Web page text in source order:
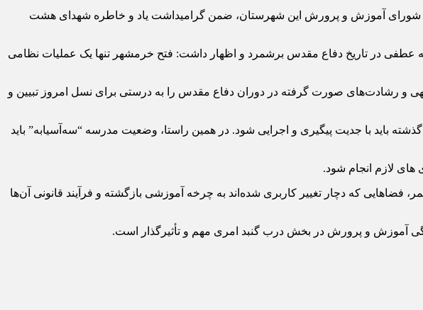
تحلیلی کانون سبحان، مرادی ناصری، ظهر امروز یکشنبه سوم اردیبهشت‌ماه ۱۴۰۵ در جلسه شورای آموزش و پرورش این شهرستان، ضمن گرامیداشت یاد و خاطره شهدای هشت
عطفی در تاریخ دفاع مقدس برشمرد و اظهار داشت: فتح خرمشهر تنها یک عملیات نظامی
و رشادت‌های صورت گرفته در دوران دفاع مقدس را به درستی برای نسل امروز تبیین و
باید با جدیت پیگیری و اجرایی شود. در همین راستا، وضعیت مدرسه “سه‌آسیابه” باید
های لازم انجام شود.
فضاهایی که دچار تغییر کاربری شده‌اند به چرخه آموزشی بازگشته و فرآیند قانونی آن‌ها
آموزش و پرورش در بخش درب گنبد امری مهم و تأثیرگذار است.